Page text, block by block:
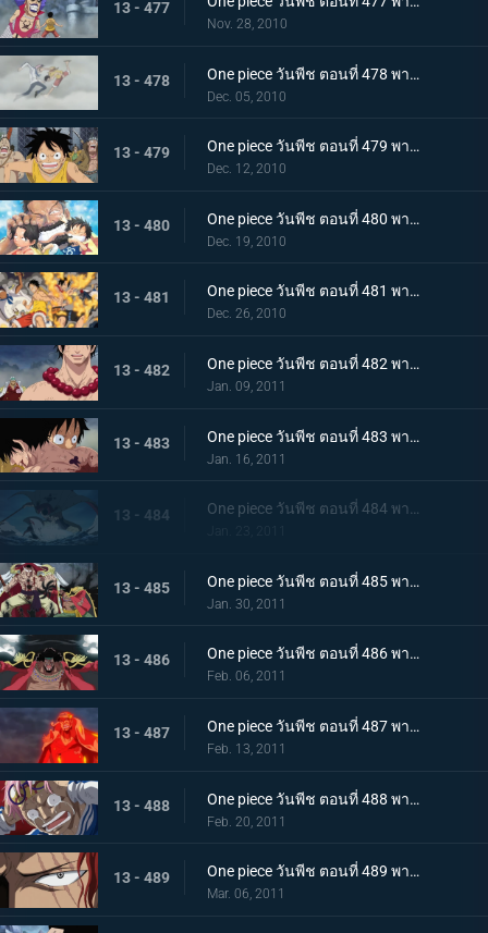
13 - 477
Nov. 28, 2010
13 - 478 One piece วันพีช ตอนที่ 478 พากย์ไทย เพื่อคำสัญญา!! การปะทะของ ลูฟี่ กับ โคบี้
Dec. 05, 2010
13 - 479 One piece วันพีช ตอนที่ 479 พากย์ไทย แท่นประหารอยู่แค่เอื้อม! ทางไปหาเอสเปิดออกแล้ว!!
Dec. 12, 2010
13 - 480 One piece วันพีช ตอนที่ 480 พากย์ไทย บนเส้นทางที่แตกต่างกัน! ลูฟี่ ปะทะ การ์ป
Dec. 19, 2010
13 - 481 One piece วันพีช ตอนที่ 481 พากย์ไทย ช่วยเอสสำเร็จ!!! คำสั่งสุดท้ายของหนวดขาว!
Dec. 26, 2010
13 - 482 One piece วันพีช ตอนที่ 482 พากย์ไทย พลังที่แผดเผาได้แม้แต่ไฟ การไล่ล่าอย่างโหดเหี้ยมของอาคาอินุ
Jan. 09, 2011
13 - 483 One piece วันพีช ตอนที่ 483 พากย์ไทย ตามหาคำตอบ เอสหมัดอัคคีตายในสนามรบ
Jan. 16, 2011
13 - 484 One piece วันพีช ตอนที่ 484 พากย์ไทย ศูนย์ใหญ่พินาศ! ความโกรธของหนวดขาวที่ไร้ซึ่งคำพูดใดๆ!
Jan. 23, 2011
13 - 485 One piece วันพีช ตอนที่ 485 พากย์ไทย สะสางความแค้น หนวดขาว ปะทะ กลุ่มโจรสลัดหนวดดำ
Jan. 30, 2011
13 - 486 One piece วันพีช ตอนที่ 486 พากย์ไทย โชว์เริ่มเปิดม่าน! แผนร้ายของหนวดดำที่ถูกเปิดเผย!
Feb. 06, 2011
13 - 487 One piece วันพีช ตอนที่ 487 พากย์ไทย ทิฐิของอาคาอินุ! หมัดแม็กม่าที่พุ่งใส่ลูฟี่!
Feb. 13, 2011
13 - 488 One piece วันพีช ตอนที่ 488 พากย์ไทย เสียงร้องตะโกนสุดชีวิต! ชั่วขณะที่ความกล้าได้เปลี่ยนแปลงชะตากรรม!
Feb. 20, 2011
13 - 489 One piece วันพีช ตอนที่ 489 พากย์ไทย แซงคูสปรากฏตัว! จุดสิ้นสุดของมหาสงคราม
Mar. 06, 2011